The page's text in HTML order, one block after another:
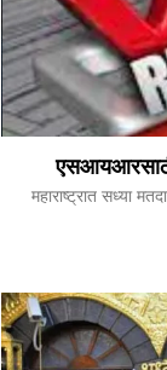
महाराष्ट्रात सध्या